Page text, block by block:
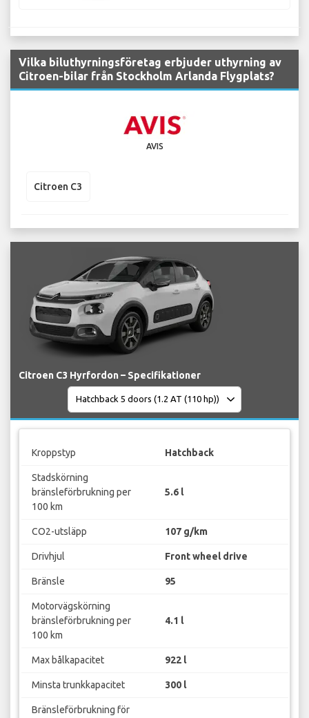
Vilka biluthyrningsföretag erbjuder uthyrning av
Citroen-bilar från Stockholm Arlanda Flygplats?
AVIS
Citroen C3
Citroen C3 Hyrfordon – Specifikationer
Kroppstyp Hatchback
Stadskörning
bränsleförbrukning per
100 km
5.6 l
CO2-utsläpp 107 g/km
Drivhjul Front wheel drive
Bränsle 95
Motorvägskörning
bränsleförbrukning per
100 km
4.1 l
Max bålkapacitet 922 l
Minsta trunkkapacitet 300 l
Bränsleförbrukning för